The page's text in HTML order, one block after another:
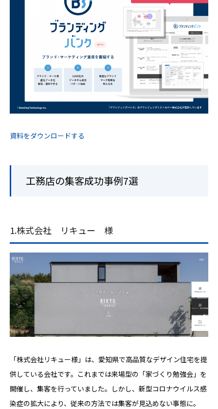
資料をダウンロードする
工務店の集客成功事例7選
1.株式会社 リキュー 様
「株式会社リキュー様」は、愛知県で高品質なデザイン住宅を提
供している会社です。これまでは来場型の「家づくり勉強会」を
開催し、集客を行っていました。しかし、新型コロナウイルス感
染症の拡大により、従来の方法では集客が見込めない事態に。